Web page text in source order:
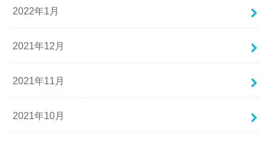
2022年1月
2021年12月
2021年11月
2021年10月